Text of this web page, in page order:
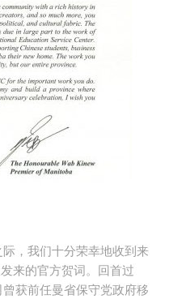
，我们十分荣幸地收到来
来的官方贺词。回首过
获前任曼省保守党政府移